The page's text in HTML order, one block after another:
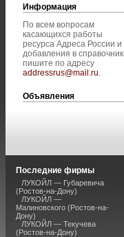
Информация
По всем вопросам
касающихся работы
ресурса Адреса России и
добавления в справочник
пишите по адресу
addressrus@mail.ru.
Объявления
Последние фирмы
ЛУКОЙЛ — Губаревича
(Ростов-на-Дону)
ЛУКОЙЛ —
Малиновского (Ростов-на-
Дону)
ЛУКОЙЛ — Текучева
(Ростов-на-Дону)